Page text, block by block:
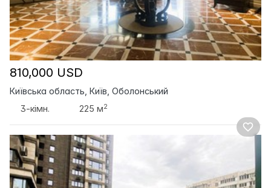
810,000 USD
Київська область, Київ, Оболонський
3-кімн.
225 м2